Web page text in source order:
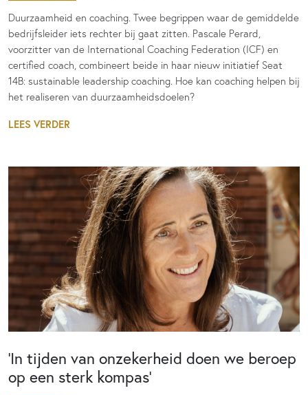
Duurzaamheid en coaching. Twee begrippen waar de gemiddelde
bedrijfsleider iets rechter bij gaat zitten. Pascale Perard,
voorzitter van de International Coaching Federation (ICF) en
certified coach, combineert beide in haar nieuw initiatief Seat
14B: sustainable leadership coaching. Hoe kan coaching helpen bij
het realiseren van duurzaamheidsdoelen?
LEES VERDER
‘In tijden van onzekerheid doen we beroep
op een sterk kompas’